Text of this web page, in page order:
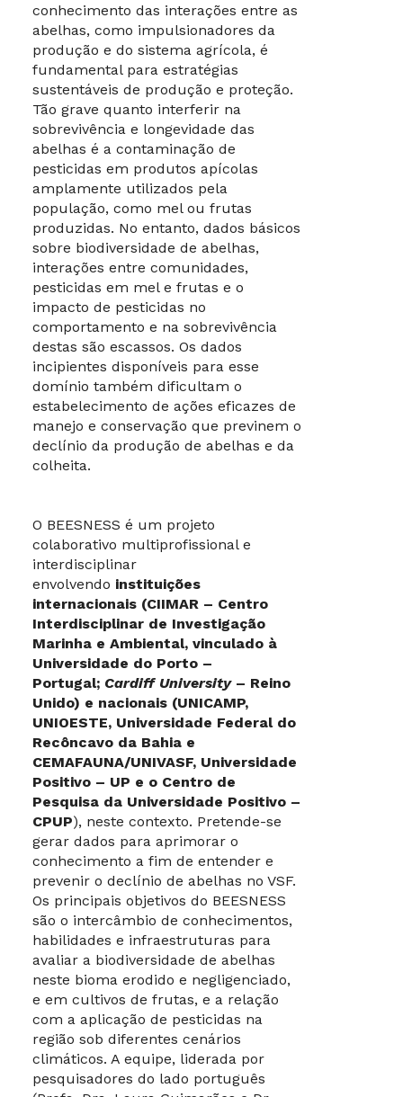
conhecimento das interações entre as
abelhas, como impulsionadores da
produção e do sistema agrícola, é
fundamental para estratégias
sustentáveis de produção e proteção.
Tão grave quanto interferir na
sobrevivência e longevidade das
abelhas é a contaminação de
pesticidas em produtos apícolas
amplamente utilizados pela
população, como mel ou frutas
produzidas. No entanto, dados básicos
sobre biodiversidade de abelhas,
interações entre comunidades,
pesticidas em mel e frutas e o
impacto de pesticidas no
comportamento e na sobrevivência
destas são escassos. Os dados
incipientes disponíveis para esse
domínio também dificultam o
estabelecimento de ações eficazes de
manejo e conservação que previnem o
declínio da produção de abelhas e da
colheita.
O BEESNESS é um projeto
colaborativo multiprofissional e
interdisciplinar
envolvendo instituições
internacionais (CIIMAR – Centro
Interdisciplinar de Investigação
Marinha e Ambiental, vinculado à
Universidade do Porto –
Portugal; Cardiff University– Reino
Unido) e nacionais (UNICAMP,
UNIOESTE, Universidade Federal do
Recôncavo da Bahia e
CEMAFAUNA/UNIVASF, Universidade
Positivo – UP e o Centro de
Pesquisa da Universidade Positivo –
CPUP), neste contexto. Pretende-se
gerar dados para aprimorar o
conhecimento a fim de entender e
prevenir o declínio de abelhas no VSF.
Os principais objetivos do BEESNESS
são o intercâmbio de conhecimentos,
habilidades e infraestruturas para
avaliar a biodiversidade de abelhas
neste bioma erodido e negligenciado,
e em cultivos de frutas, e a relação
com a aplicação de pesticidas na
região sob diferentes cenários
climáticos. A equipe, liderada por
pesquisadores do lado português